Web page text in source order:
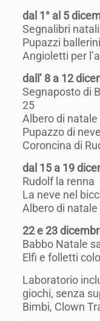
dal 1° al 5
Segnalibri
Pupazzi ballerini
Angioletti per
dall’ 8 a 12
Segnaposto di
25
Albero di
Pupazzo di
Coroncina di
dal 15 a 19
Rudolf la renna
La neve nel
Albero di
22 e 23
Babbo Natale
Elfi e folletti
Laboratorio
giochi, senza
Bimbi, Clown